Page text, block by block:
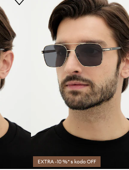
EXTRA -10 %* s kodo OFF